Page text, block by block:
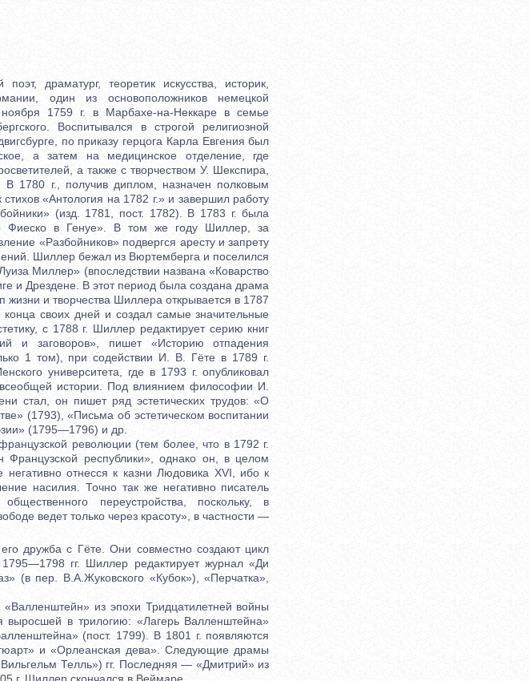
драматург, теоретик искусства, историк,
один из основоположников немецкой
1759 г. в Марбахе-на-Неккаре в семье
Воспитывался в строгой религиозной
по приказу герцога Карла Евгения был
а затем на медицинское отделение, где
а также с творчеством У. Шекспира,
В 1780 г., получив диплом, назначен полковым
«Антология на 1782 г.» и завершил работу
(изд. 1781, пост. 1782). В 1783 г. была
Фиеско в Генуе». В том же году Шиллер, за
«Разбойников» подвергся аресту и запрету
Шиллер бежал из Вюртемберга и поселился
Миллер» (впоследствии названа «Коварство
и Дрездене. В этот период была создана драма
и творчества Шиллера открывается в 1787
своих дней и создал самые значительные
с 1788 г. Шиллер редактирует серию книг
и заговоров», пишет «Историю отпадения
1 том), при содействии И. В. Гёте в 1789 г.
университета, где в 1793 г. опубликовал
истории. Под влиянием философии И.
стал, он пишет ряд эстетических трудов: «О
(1793), «Письма об эстетическом воспитании
(1795—1796) и др.
революции (тем более, что в 1792 г.
Французской республики», однако он, в целом
отнесся к казни Людовика XVI, ибо к
насилия. Точно так же негативно писатель
переустройства, поскольку, в
ведет только через красоту», в частности —
дружба с Гёте. Они совместно создают цикл
гг. Шиллер редактирует журнал «Ди
(в пер. В.А.Жуковского «Кубок»), «Перчатка»,
из эпохи Тридцатилетней войны
выросшей в трилогию: «Лагерь Валленштейна»
(пост. 1799). В 1801 г. появляются
и «Орлеанская дева». Следующие драмы
Телль») гг. Последняя — «Дмитрий» из